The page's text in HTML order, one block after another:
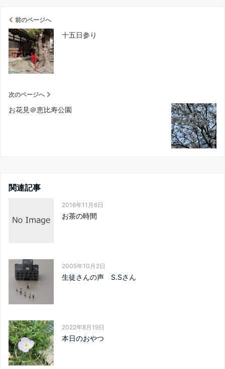
前のページへ
十五日参り
次のページへ
お花見＠恵比寿公園
関連記事
2016年11月6日
お茶の時間
2005年10月2日
生徒さんの声 S.Sさん
2022年8月19日
本日のおやつ